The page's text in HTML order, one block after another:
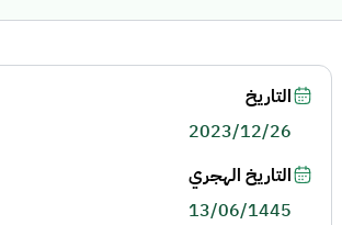
التاريخ
2023/12/26
التاريخ الهجري
13/06/1445